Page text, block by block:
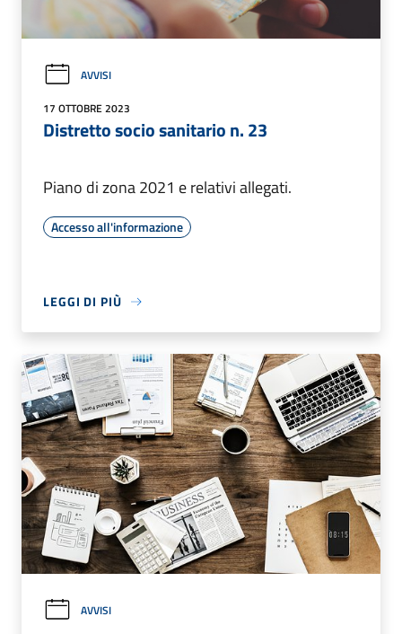
AVVISI
17 OTTOBRE 2023
Distretto socio sanitario n. 23
Piano di zona 2021 e relativi allegati.
Accesso all'informazione
LEGGI DI PIÙ
AVVISI